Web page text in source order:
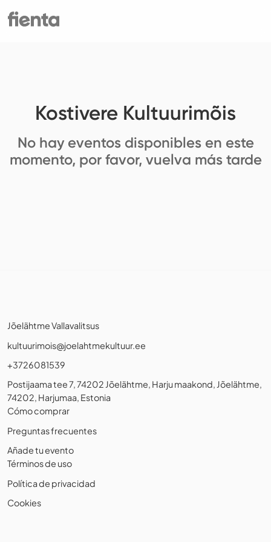
Kostivere Kultuurimõis
No hay eventos disponibles en este
momento, por favor, vuelva más tarde
Jõelähtme Vallavalitsus
kultuurimois@joelahtmekultuur.ee
+3726081539
Postijaama tee 7, 74202 Jõelähtme, Harju maakond, Jõelähtme,
74202, Harjumaa, Estonia
Cómo comprar
Preguntas frecuentes
Añade tu evento
Términos de uso
Política de privacidad
Cookies